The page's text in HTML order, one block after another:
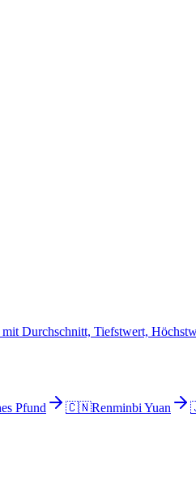
Durchschnitt, Tiefstwert,
Pfund 🇨🇳Renminbi Yuan